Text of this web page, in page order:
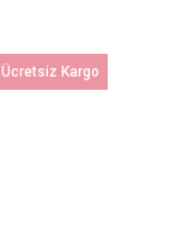
Ücretsiz Kargo